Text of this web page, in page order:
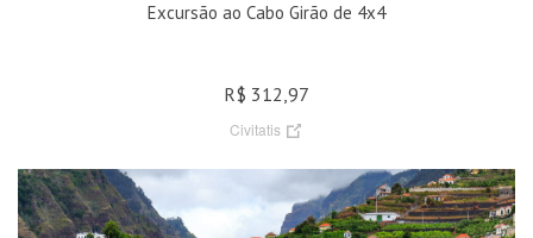
Excursão ao Cabo Girão de 4x4
R$ 312,97
Civitatis